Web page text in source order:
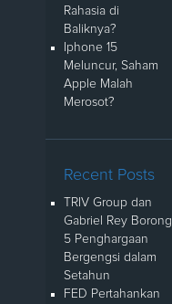
Rahasia di
Baliknya?
Iphone 15
Meluncur, Saham
Apple Malah
Merosot?
Recent Posts
TRIV Group dan
Gabriel Rey Borong
5 Penghargaan
Bergengsi dalam
Setahun
FED Pertahankan